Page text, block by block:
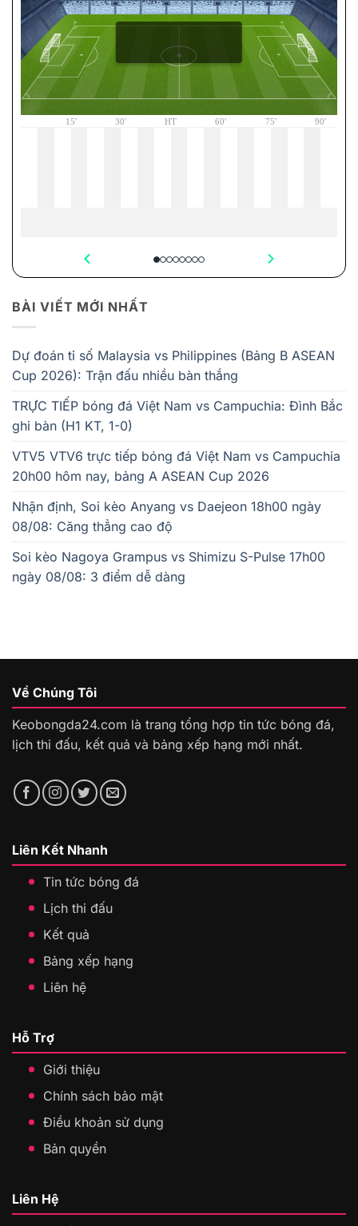
BÀI VIẾT MỚI NHẤT
Dự đoán tỉ số Malaysia vs Philippines (Bảng B ASEAN
Cup 2026): Trận đấu nhiều bàn thắng
TRỰC TIẾP bóng đá Việt Nam vs Campuchia: Đình Bắc
ghi bàn (H1 KT, 1-0)
VTV5 VTV6 trực tiếp bóng đá Việt Nam vs Campuchia
20h00 hôm nay, bảng A ASEAN Cup 2026
Nhận định, Soi kèo Anyang vs Daejeon 18h00 ngày
08/08: Căng thẳng cao độ
Soi kèo Nagoya Grampus vs Shimizu S-Pulse 17h00
ngày 08/08: 3 điểm dễ dàng
Về Chúng Tôi
Keobongda24.com là trang tổng hợp tin tức bóng đá,
lịch thi đấu, kết quả và bảng xếp hạng mới nhất.
Liên Kết Nhanh
Tin tức bóng đá
Lịch thi đấu
Kết quả
Bảng xếp hạng
Liên hệ
Hỗ Trợ
Giới thiệu
Chính sách bảo mật
Điều khoản sử dụng
Bản quyền
Liên Hệ